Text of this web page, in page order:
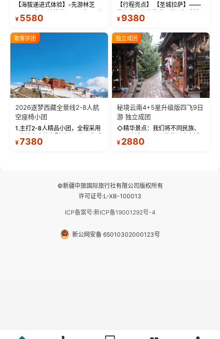
【海拔递进式体验】-先游林芝
测 99%游客零高反 。 【贴心保
反根本不是事儿 ！ 【无人机航
拍】-雪山/圣湖/...
¥ 5580
【行程亮点】 【圣城拉萨】——
萨，感受这座城与生俱来的与众
城堡寺院于一体的宏伟建筑，是
西藏最完整的古代...
¥ 9380
散客拼团
2026逐梦西藏全景线2-8人航
空座椅小团
1.主打2-8人精品小团，全程采用
9座航空座椅车型（360度环抱式
座舱），提供VIP级别的舒适出行
¥7380
独立成团
秘境云南4+5星升级版四飞9日
游 独立成团
◇精华景点：我们将不同民族、
不同地域、不同风格的三座古城
—【大理古城、丽江古城、香格
¥ 2880
©新疆中旅国际旅行社有限公司版权所有
许可证号:L-XB-100013
ICP备案号:新ICP备19001292号-4
新公网安备 65010302000123号